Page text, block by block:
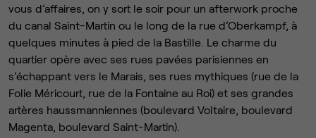
vous d’affaires, on y sort le soir pour un afterwork proche
du canal Saint-Martin ou le long de la rue d’Oberkampf, à
quelques minutes à pied de la Bastille. Le charme du
quartier opère avec ses rues pavées parisiennes en
s’échappant vers le Marais, ses rues mythiques (rue de la
Folie Méricourt, rue de la Fontaine au Roi) et ses grandes
artères haussmanniennes (boulevard Voltaire, boulevard
Magenta, boulevard Saint-Martin).